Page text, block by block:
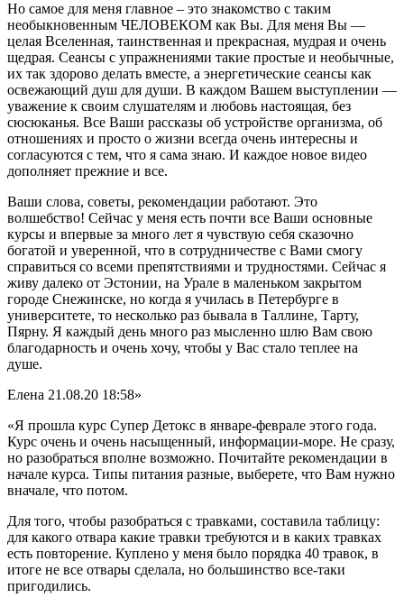
Но самое для меня главное – это знакомство с таким
необыкновенным ЧЕЛОВЕКОМ как Вы. Для меня Вы —
целая Вселенная, таинственная и прекрасная, мудрая и очень
щедрая. Сеансы с упражнениями такие простые и необычные,
их так здорово делать вместе, а энергетические сеансы как
освежающий душ для души. В каждом Вашем выступлении —
уважение к своим слушателям и любовь настоящая, без
сюсюканья. Все Ваши рассказы об устройстве организма, об
отношениях и просто о жизни всегда очень интересны и
согласуются с тем, что я сама знаю. И каждое новое видео
дополняет прежние и все.
Ваши слова, советы, рекомендации работают. Это
волшебство! Сейчас у меня есть почти все Ваши основные
курсы и впервые за много лет я чувствую себя сказочно
богатой и уверенной, что в сотрудничестве с Вами смогу
справиться со всеми препятствиями и трудностями. Сейчас я
живу далеко от Эстонии, на Урале в маленьком закрытом
городе Снежинске, но когда я училась в Петербурге в
университете, то несколько раз бывала в Таллине, Тарту,
Пярну. Я каждый день много раз мысленно шлю Вам свою
благодарность и очень хочу, чтобы у Вас стало теплее на
душе.
Елена 21.08.20 18:58»
«Я прошла курс Супер Детокс в январе-феврале этого года.
Курс очень и очень насыщенный, информации-море. Не сразу,
но разобраться вполне возможно. Почитайте рекомендации в
начале курса. Типы питания разные, выберете, что Вам нужно
вначале, что потом.
Для того, чтобы разобраться с травками, составила таблицу:
для какого отвара какие травки требуются и в каких травках
есть повторение. Куплено у меня было порядка 40 травок, в
итоге не все отвары сделала, но большинство все-таки
пригодились.